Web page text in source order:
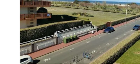
Appartement F4 à vendre
960 000 €
Visiter le site dédié